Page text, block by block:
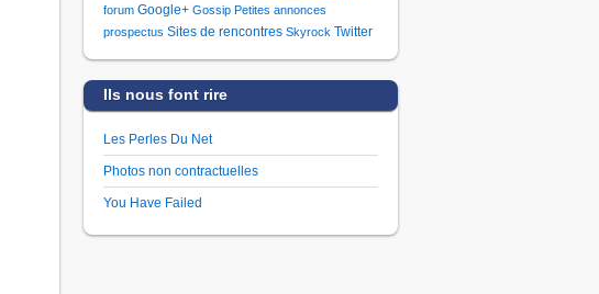
forum Google+ Gossip Petites annonces
prospectus Sites de rencontres Skyrock Twitter
Ils nous font rire
Les Perles Du Net
Photos non contractuelles
You Have Failed